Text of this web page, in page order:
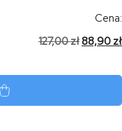
Cena:
127,00zł88,90 zł